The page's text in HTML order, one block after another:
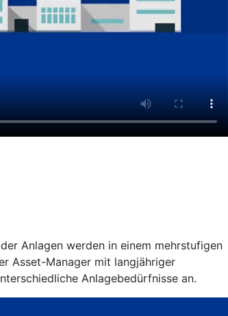
Anlagen werden in einem mehrstufigen
Asset-Manager mit langjähriger
Anlagebedürfnisse an.